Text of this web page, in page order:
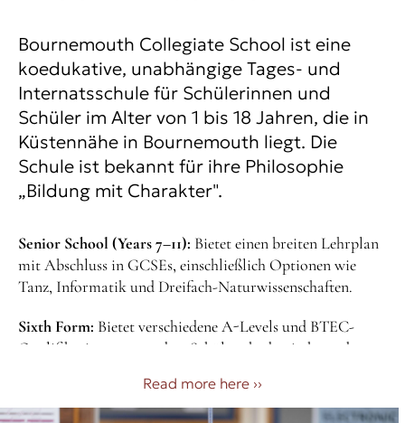
Bournemouth Collegiate School ist eine
koedukative, unabhängige Tages- und
Internatsschule für Schülerinnen und
Schüler im Alter von 1 bis 18 Jahren, die in
Küstennähe in Bournemouth liegt. Die
Schule ist bekannt für ihre Philosophie
„Bildung mit Charakter".
Senior School (Years 7–11): Bietet einen breiten Lehrplan
mit Abschluss in GCSEs, einschließlich Optionen wie
Tanz, Informatik und Dreifach-Naturwissenschaften.
Sixth Form: Bietet verschiedene A-Levels und BTEC-
Qualifikationen an, sodass Schüler akademische und
kinderzentrierten Lernphilosophie, die auf den „four C's"
basiert (Neugier, Selbstvertrauen, Engagement,
Read more here ››